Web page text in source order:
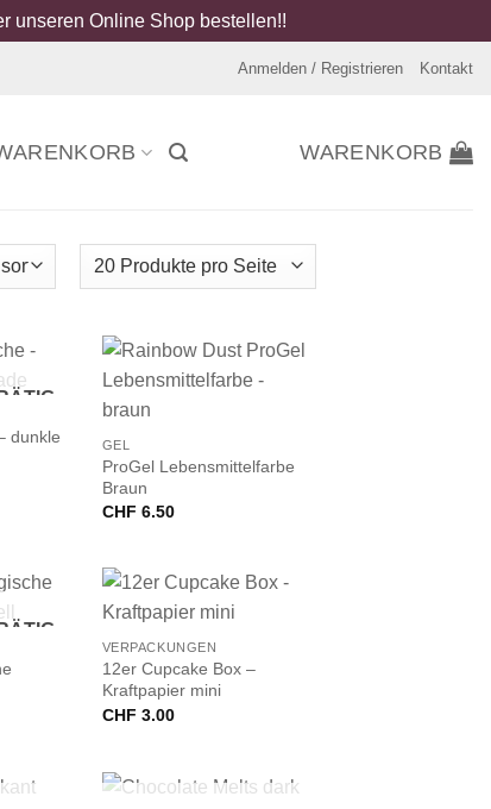
unseren Online Shop bestellen!!
Anmelden / Registrieren Kontakt
WARENKORB
dunkle
GEL
ProGel Lebensmittelfarbe
Braun
CHF 6.50
+
VERPACKUNGEN
12er Cupcake Box –
Kraftpapier mini
CHF 3.00
+